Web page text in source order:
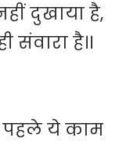
दुखाया है,
है।।
पहले ये काम